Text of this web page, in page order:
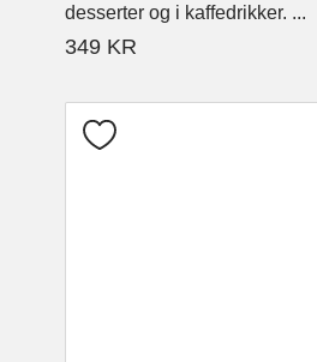
desserter og i kaffedrikker. ...
349 KR